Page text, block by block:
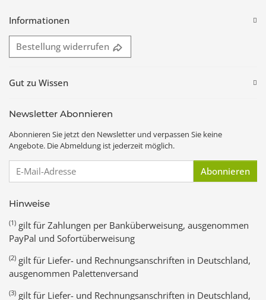
Informationen
Bestellung widerrufen
Gut zu Wissen
Newsletter Abonnieren
Abonnieren Sie jetzt den Newsletter und verpassen Sie keine
Angebote. Die Abmeldung ist jederzeit möglich.
E-Mail-Adresse Abonnieren
Hinweise
(1) gilt für Zahlungen per Banküberweisung, ausgenommen
PayPal und Sofortüberweisung
(2) gilt für Liefer- und Rechnungsanschriften in Deutschland,
ausgenommen Palettenversand
(3) gilt für Liefer- und Rechnungsanschriften in Deutschland,